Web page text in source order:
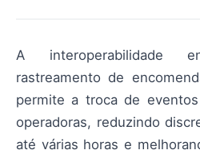
A interoperabilidade
rastreamento de
permite a troca de
operadoras, reduzindo
até várias horas e